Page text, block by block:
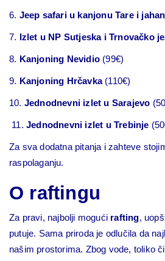
6. Jeep safari u kanjonu Tare i
7. Izlet u NP Sutjeska i Trnovačko
8. Kanjoning Nevidio (99€)
9. Kanjoning Hrčavka(110€)
10. Jednodnevni izlet u Sarajevo
11. Jednodnevni izlet u Trebinje
Za sva dodatna pitanja i zahteve
raspolaganju.
O raftingu
Za pravi, najbolji mogući rafting,
putuje. Sama priroda je odlučila da
našim prostorima. Zbog vode, toliko